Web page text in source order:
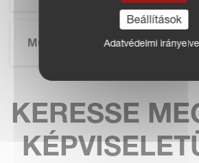
Műszaki Adatok
KERESSE
Beállítások
Adatvédelmi